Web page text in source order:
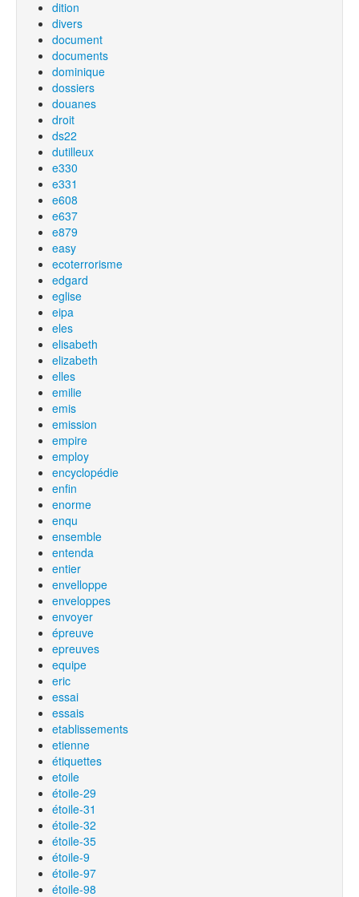
dition
divers
document
documents
dominique
dossiers
douanes
droit
ds22
dutilleux
e330
e331
e608
e637
e879
easy
ecoterrorisme
edgard
eglise
eipa
eles
elisabeth
elizabeth
elles
emilie
emis
emission
empire
employ
encyclopédie
enfin
enorme
enqu
ensemble
entenda
entier
envelloppe
enveloppes
envoyer
épreuve
epreuves
equipe
eric
essai
essais
etablissements
etienne
étiquettes
etoile
étoile-29
étoile-31
étoile-32
étoile-35
étoile-9
étoile-97
étoile-98